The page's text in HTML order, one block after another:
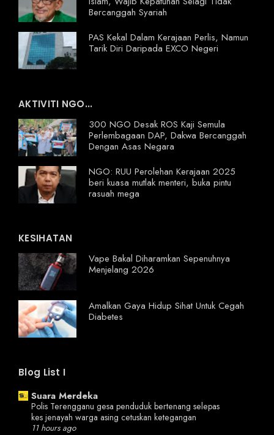
Bercanggah Syariah
PAS Kekal Dalam Kerajaan Perlis, Namun
Tarik Diri Daripada EXCO Negeri
AKTIVITI NGO...
300 NGO Desak ROS Kaji Semula
Perlembagaan DAP, Dakwa Bercanggah
Dengan Asas Negara
NGO: RUU Perolehan Kerajaan 2025
beri kuasa mutlak menteri, buka pintu
rasuah mega
KESIHATAN
Vape Bakal Diharamkan Sepenuhnya
Menjelang 2026
Amalkan Gaya Hidup Sihat Untuk Cegah
Diabetes
Blog List I
Suara Merdeka
Polis Terengganu gesa penduduk bertenang selepas
kes jenayah warga asing cetuskan ketegangan
11 hours ago